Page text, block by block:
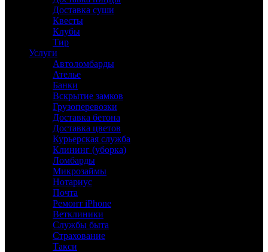
Доставка суши
Квесты
Клубы
Тир
Услуги
Автоломбарды
Ателье
Банки
Вскрытие замков
Грузоперевозки
Доставка бетона
Доставка цветов
Курьерская служба
Клининг (уборка)
Ломбарды
Микрозаймы
Нотариус
Почта
Ремонт iPhone
Ветклиники
Службы быта
Страхование
Такси